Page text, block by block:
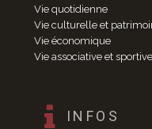
Délibérations
Délibérations
Agenda
Marchés publics
Vie quotidienne
Vie quotidienne
Vie culturelle et
Vie économique
Vie associative et sportive
INFOS